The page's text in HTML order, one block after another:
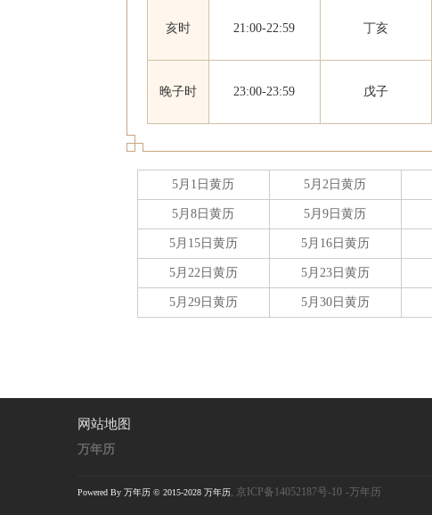
亥时 21:00-22:59 丁亥
晚子时 23:00-23:59 戊子
5月1日黄历 5月2日黄历
5月8日黄历 5月9日黄历
5月15日黄历 5月16日黄历
5月22日黄历 5月23日黄历
5月29日黄历 5月30日黄历
网站地图
万年历
Powered By 万年历 © 2015-2028 万年历, 京ICP备14052187号-10 -万年历